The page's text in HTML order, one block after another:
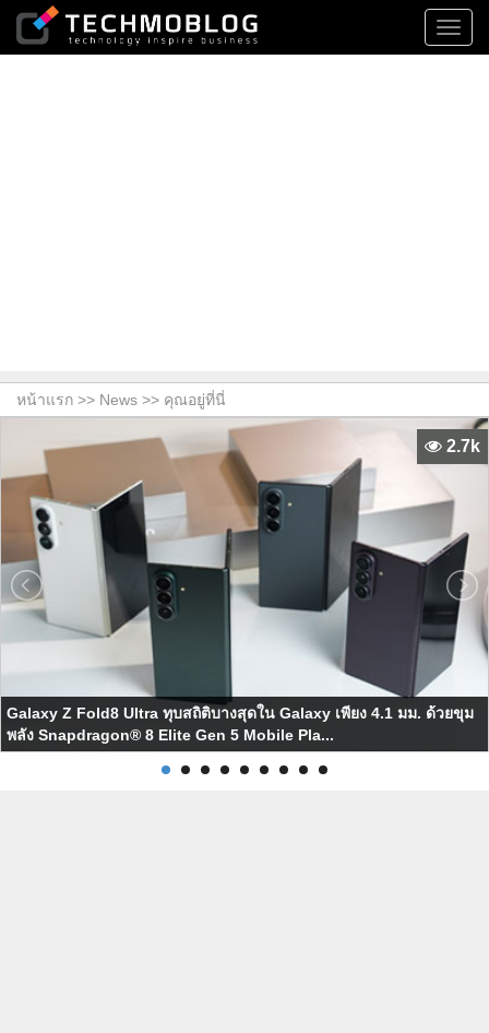
หน้าแรก >> News >> คุณอยู่ที่นี่
Galaxy Z Fold8 Ultra ทุบสถิติบางสุดใน Galaxy เพียง 4.1 มม. ด้วยขุม
พลัง Snapdragon® 8 Elite Gen 5 Mobile Pla...
2.7k